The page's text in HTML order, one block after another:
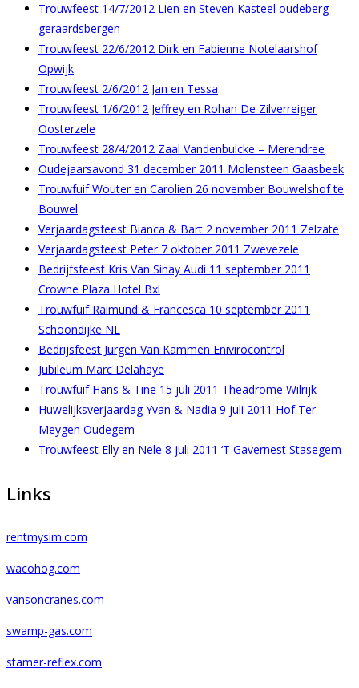
Trouwfeest 14/7/2012 Lien en Steven Kasteel oudeberg
geraardsbergen
Trouwfeest 22/6/2012 Dirk en Fabienne Notelaarshof
Opwijk
Trouwfeest 2/6/2012 Jan en Tessa
Trouwfeest 1/6/2012 Jeffrey en Rohan De Zilverreiger
Oosterzele
Trouwfeest 28/4/2012 Zaal Vandenbulcke – Merendree
Oudejaarsavond 31 december 2011 Molensteen Gaasbeek
Trouwfuif Wouter en Carolien 26 november Bouwelshof te
Bouwel
Verjaardagsfeest Bianca & Bart 2 november 2011 Zelzate
Verjaardagsfeest Peter 7 oktober 2011 Zwevezele
Bedrijfsfeest Kris Van Sinay Audi 11 september 2011
Crowne Plaza Hotel Bxl
Trouwfuif Raimund & Francesca 10 september 2011
Schoondijke NL
Bedrijsfeest Jurgen Van Kammen Enivirocontrol
Jubileum Marc Delahaye
Trouwfuif Hans & Tine 15 juli 2011 Theadrome Wilrijk
Huwelijksverjaardag Yvan & Nadia 9 juli 2011 Hof Ter
Meygen Oudegem
Trouwfeest Elly en Nele 8 juli 2011 ‘T Gavernest Stasegem
Links
rentmysim.com
wacohog.com
vansoncranes.com
swamp-gas.com
stamer-reflex.com